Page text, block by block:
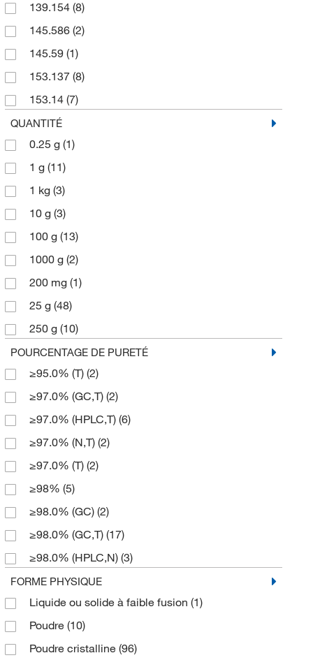
139.154 (8)
145.586 (2)
145.59 (1)
153.137 (8)
153.14 (7)
154.12
154.125(10)
154.13
175.61
178.01
178.235(1)
178.24 (6)
185.226(7)
188.20(2)
188.57(4)
189.185(2)
197.06(7)
213.058(2)
216.24(2)
220.27(2)
222.215(1)
223.627(1)
225.03(2)
227.28(1)
229.235(1)
234.182(2)
242.52(2)
258.32 (2)
312.146(1)
QUANTITÉ
0.25 g (1)
1 g (11)
1 kg (3)
10 g (3)
100 g (13)
1000 g (2)
200 mg (1)
25 g (48)
250 g (10)
2500 g(1)
5 g(34)
5 kg(1)
5 mg(1)
50 g(6)
500 g(11)
5000 g(2)
POURCENTAGE DE PURETÉ
≥95.0% (T) (2)
≥97.0% (GC,T) (2)
≥97.0% (HPLC,T) (6)
≥97.0% (N,T) (2)
≥97.0% (T) (2)
≥98% (5)
≥98.0% (GC) (2)
≥98.0% (GC,T) (17)
≥98.0% (HPLC,N) (3)
≥98.0% (HPLC,T)
≥98.0% (N)(3)
≥98.0% (N,T)
≥98.0% (T)(15)
FORME PHYSIQUE
Liquide ou solide à faible fusion (1)
Poudre (10)
Poudre cristalline (96)